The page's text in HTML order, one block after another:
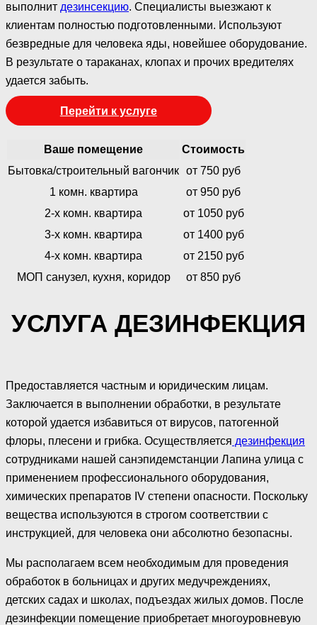
выполнит дезинсекцию. Специалисты выезжают к
клиентам полностью подготовленными. Используют
безвредные для человека яды, новейшее оборудование.
В результате о тараканах, клопах и прочих вредителях
удается забыть.
Перейти к услуге
Ваше помещение
Стоимость
Бытовка/строительный вагончик от 750 руб
1 комн. квартира
от 950 руб
2-х комн. квартира
от 1050 руб
3-х комн. квартира
от 1400 руб
4-х комн. квартира
от 2150 руб
МОП санузел, кухня, коридор
от 850 руб
УСЛУГА ДЕЗИНФЕКЦИЯ
Предоставляется частным и юридическим лицам.
Заключается в выполнении обработки, в результате
которой удается избавиться от вирусов, патогенной
флоры, плесени и грибка. Осуществляется дезинфекция
сотрудниками нашей санэпидемстанции Лапина улица с
применением профессионального оборудования,
химических препаратов IV степени опасности. Поскольку
вещества используются в строгом соответствии с
инструкцией, для человека они абсолютно безопасны.
Мы располагаем всем необходимым для проведения
обработок в больницах и других медучреждениях,
детских садах и школах, подъездах жилых домов. После
дезинфекции помещение приобретает многоуровневую